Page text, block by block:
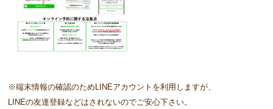
※端末情報の確認のためLINEアカウントを利用しますが、
LINEの友達登録などはされないのでご安心下さい。